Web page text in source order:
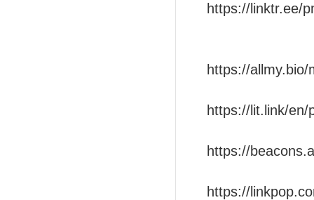
https://linktr.ee/
https://allmy.bio/
https://lit.link/en/
https://
https://